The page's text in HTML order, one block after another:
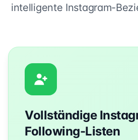
intelligente Instagram-
Vollständige
Following-Listen